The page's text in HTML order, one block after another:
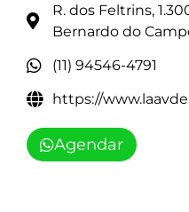
R. dos Feltrins,
Bernardo do
(11) 94546-4791
https://
Agendar